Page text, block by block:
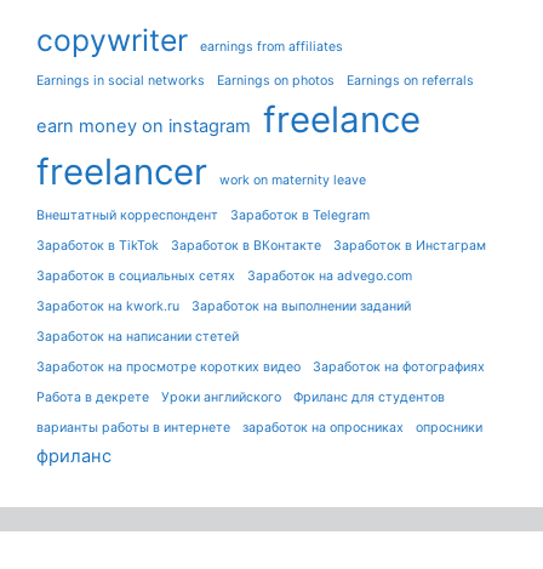
copywriter earnings from affiliates
Earnings in social networks Earnings on photos Earnings on referrals
earn money on instagram
freelance
freelancer
work on maternity leave
Внештатный корреспондент
Заработок в Telegram
Заработок в TikTok
Заработок в ВКонтакте
Заработок в Инстаграм
Заработок в социальных сетях
Заработок на advego.com
Заработок на kwork.ru
Заработок на выполнении заданий
Заработок на написании стетей
Заработок на просмотре коротких видео
Заработок на фотографиях
Работа в декрете
Уроки английского
Фриланс для студентов
варианты работы в интернете
заработок на опросниках опросники
фриланс